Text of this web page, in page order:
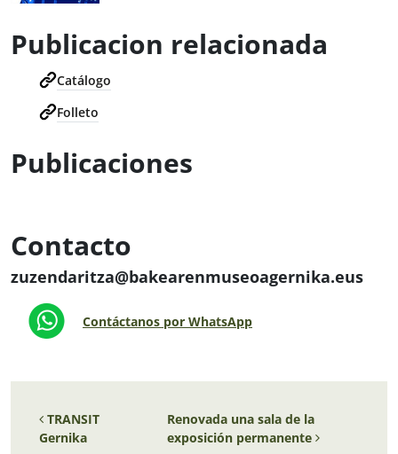
Publicacion relacionada
Catálogo
Folleto
Publicaciones
Contacto
zuzendaritza@bakearenmuseoagernika.eus
Contáctanos por WhatsApp
Navegación de entradas
TRANSIT
Gernika
Renovada una sala de la
exposición permanente